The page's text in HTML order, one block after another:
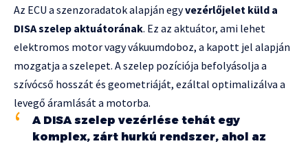
Az ECU a szenzoradatok alapján egyvezérlőjelet küld a
DISA szelep aktuátorának. Ez az aktuátor, ami lehet
elektromos motor vagy vákuumdoboz, a kapott jel alapján
mozgatja a szelepet. A szelep pozíciója befolyásolja a
szívócső hosszát és geometriáját, ezáltal optimalizálva a
levegő áramlását a motorba.
A DISA szelep vezérlése tehát egy
komplex, zárt hurkú rendszer, ahol az